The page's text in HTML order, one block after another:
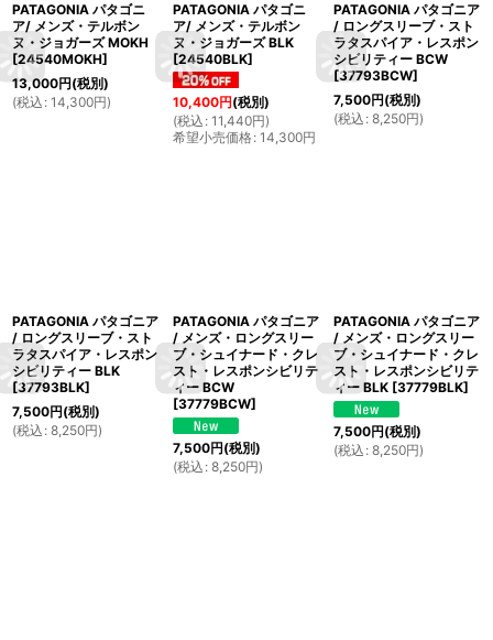
PATAGONIA パタゴニ
ア/ メンズ・テルボン
ヌ・ジョガーズ MOKH
[24540MOKH]
13,000円(税別)
(税込 : 14,300円)
PATAGONIA パタゴニ
ア/ メンズ・テルボン
ヌ・ジョガーズ BLK
[24540BLK]
10,400円(税別)
(税込 : 11,440円)
希望小売価格: 14,300円
PATAGONIA パタゴニア
/ ロングスリーブ・スト
ラタスパイア・レスポン
シビリティー BCW
[37793BCW]
7,500円(税別)
(税込 : 8,250円)
PATAGONIA パタゴニア
/ ロングスリーブ・スト
ラタスパイア・レスポン
シビリティー BLK
[37793BLK]
7,500円(税別)
(税込 : 8,250円)
PATAGONIA パタゴニア
/ メンズ・ロングスリー
ブ・シュイナード・クレ
スト・レスポンシビリテ
ィー BCW
[37779BCW]
7,500円(税別)
(税込 : 8,250円)
PATAGONIA パタゴニア
/ メンズ・ロングスリー
ブ・シュイナード・クレ
スト・レスポンシビリテ
ィー BLK [37779BLK]
7,500円(税別)
(税込 : 8,250円)